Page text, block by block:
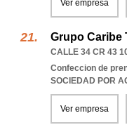
Ver empresa
Grupo Caribe
CALLE 34 CR 43
Confeccion de
SOCIEDAD POR
Ver empresa